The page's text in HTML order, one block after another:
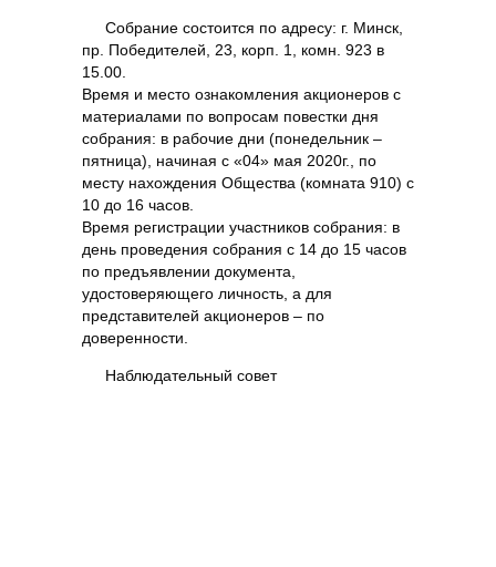
Собрание состоится по адресу: г. Минск,
пр. Победителей, 23, корп. 1, комн. 923 в
15.00.
Время и место ознакомления акционеров с
материалами по вопросам повестки дня
собрания: в рабочие дни (понедельник –
пятница), начиная с «04» мая 2020г., по
месту нахождения Общества (комната 910) с
10 до 16 часов.
Время регистрации участников собрания: в
день проведения собрания с 14 до 15 часов
по предъявлении документа,
удостоверяющего личность, а для
представителей акционеров – по
доверенности.
Наблюдательный совет